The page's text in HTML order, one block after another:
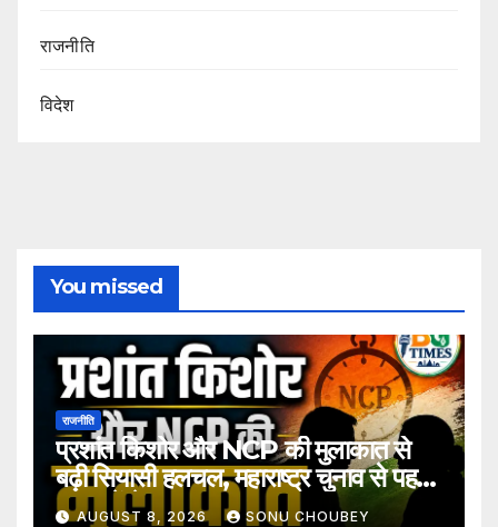
राजनीति
विदेश
You missed
राजनीति
प्रशांत किशोर और NCP की मुलाकात से
बढ़ी सियासी हलचल, महाराष्ट्र चुनाव से पहले
अटकलें तेज
AUGUST 8, 2026 SONU CHOUBEY